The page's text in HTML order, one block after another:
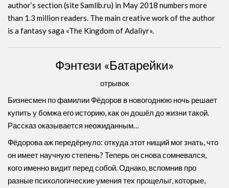
author’s section (site Samlib.ru) in May 2018 numbers more
than 1.3 million readers. The main creative work of the author
is a fantasy saga «The Kingdom of Adaliyr».
Фэнтези «Батарейки»
отрывок
Бизнесмен по фамилии Фёдоров в новогоднюю ночь решает
купить у бомжа его историю, как он дошёл до жизни такой.
Рассказ оказывается неожиданным…
Фёдорова аж передёрнуло: откуда этот нищий мог знать, что
он имеет научную степень? Теперь он снова сомневался,
кого именно видит перед собой. Однако, вспомнив про
разные психологические умения тех прощелыг, которые,